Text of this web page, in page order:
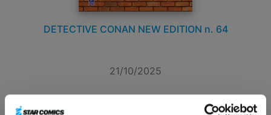
DETECTIVE CONAN NEW EDITION n. 64
21/10/2025